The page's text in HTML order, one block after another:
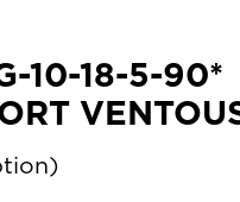
10-18-5-90*